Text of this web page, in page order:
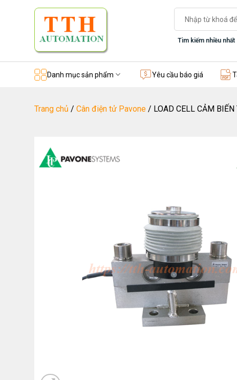
kiếm:
Tìm kiếm nhiều nhất
Danh mục sản phẩm Yêu cầu báo giá
Trang chủ / Cân điện tử Pavone / LOAD CELL CẢM